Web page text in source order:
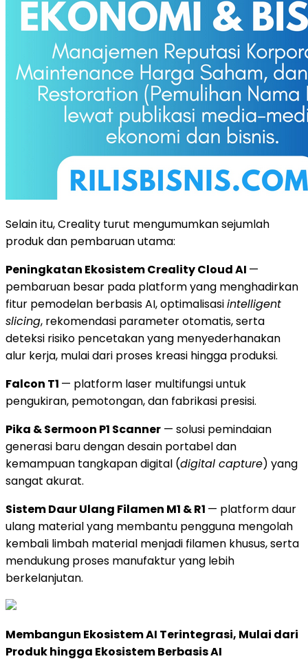
Selain itu, Creality turut mengumumkan sejumlah
produk dan pembaruan utama:
Peningkatan Ekosistem Creality Cloud AI —
pembaruan besar pada platform yang menghadirkan
fitur pemodelan berbasis AI, optimalisasiintelligent
slicing, rekomendasi parameter otomatis, serta
deteksi risiko pencetakan yang menyederhanakan
alur kerja, mulai dari proses kreasi hingga produksi.
Falcon T1 — platform laser multifungsi untuk
pengukiran, pemotongan, dan fabrikasi presisi.
Pika & Sermoon P1 Scanner — solusi pemindaian
generasi baru dengan desain portabel dan
kemampuan tangkapan digital (digital capture) yang
sangat akurat.
Sistem Daur Ulang Filamen M1 & R1 — platform daur
ulang material yang membantu pengguna mengolah
kembali limbah material menjadi filamen khusus, serta
mendukung proses manufaktur yang lebih
berkelanjutan.
Membangun Ekosistem AI Terintegrasi, Mulai dari
Produk hingga Ekosistem Berbasis AI